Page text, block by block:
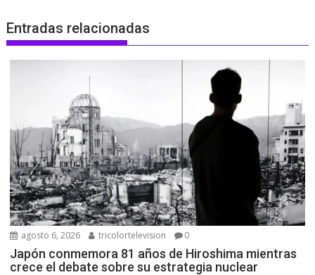
Entradas relacionadas
agosto 6, 2026 tricolortelevision 0
Japón conmemora 81 años de Hiroshima mientras
crece el debate sobre su estrategia nuclear